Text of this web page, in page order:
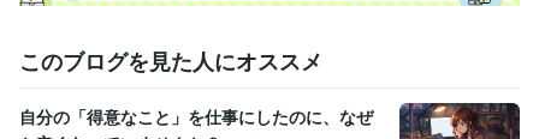
このブログを見た人にオススメ
自分の「得意なこと」を仕事にしたのに、なぜ